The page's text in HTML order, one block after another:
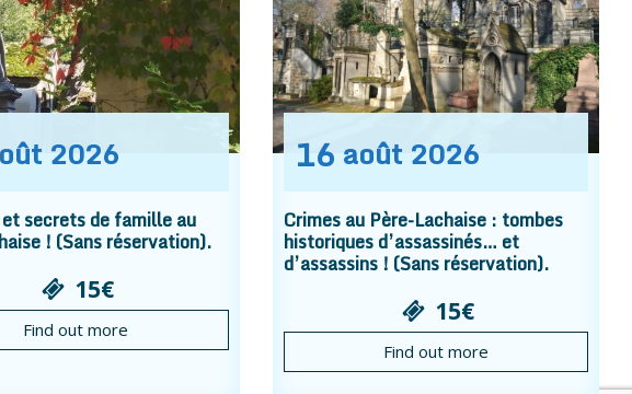
2026
secrets de famille au
! (Sans réservation).
15€
Find out more
16 août 2026
Crimes au Père-Lachaise : tombes
historiques d’assassinés… et
d’assassins ! (Sans réservation).
15€
Find out more